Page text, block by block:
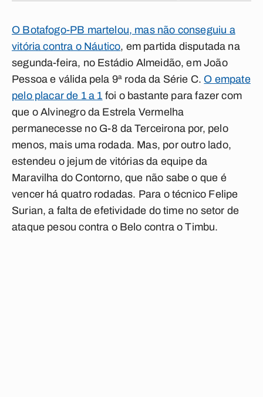
O Botafogo-PB martelou, mas não conseguiu a
vitória contra o Náutico, em partida disputada na
segunda-feira, no Estádio Almeidão, em João
Pessoa e válida pela 9ª roda da Série C. O empate
pelo placar de 1 a 1 foi o bastante para fazer com
que o Alvinegro da Estrela Vermelha
permanecesse no G-8 da Terceirona por, pelo
menos, mais uma rodada. Mas, por outro lado,
estendeu o jejum de vitórias da equipe da
Maravilha do Contorno, que não sabe o que é
vencer há quatro rodadas. Para o técnico Felipe
Surian, a falta de efetividade do time no setor de
ataque pesou contra o Belo contra o Timbu.